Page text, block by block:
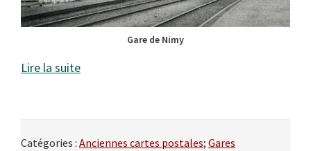
Gare de Nimy
Lire la suite
Catégories : Anciennes cartes postales; Gares